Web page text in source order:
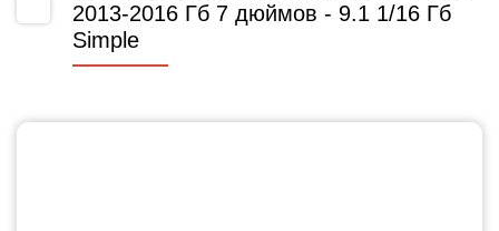
2013-2016 Гб 7 дюймов - 9.1 1/16 Гб
Simple